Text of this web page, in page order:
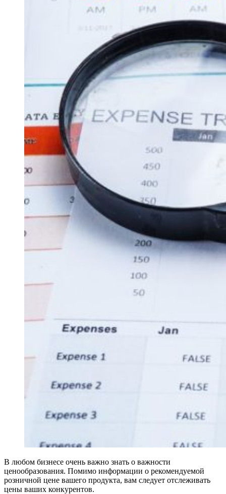
В любом бизнесе очень важно знать о важности
ценообразования. Помимо информации о рекомендуемой
розничной цене вашего продукта, вам следует отслеживать
цены ваших конкурентов.